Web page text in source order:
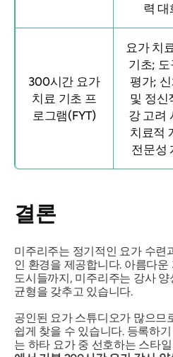
력 대
300시간 요가
치료 기초 프
로그램(FYT)
요가 치
기초; 도
평가;
및 정신
강 고려
치료적
전문성
결론
미주리주는 정기적인 요가 수련
인 환경을 제공합니다. 아름다
도시들까지, 미주리주는 강사
균형을 갖추고 있습니다.
공인된 요가 스튜디오가 많으므
쉽게 찾을 수 있습니다. 등록하
는 하타 요가 중 선호하는 스타